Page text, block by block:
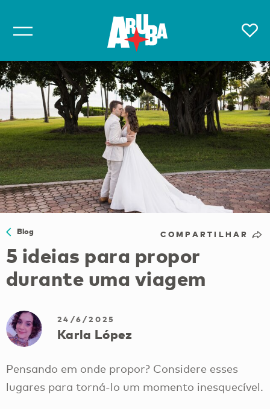
Blog COMPARTILHAR
5 ideias para propor
durante uma viagem
24/6/2025
Karla López
Pensando em onde propor? Considere esses
lugares para torná-lo um momento inesquecível.